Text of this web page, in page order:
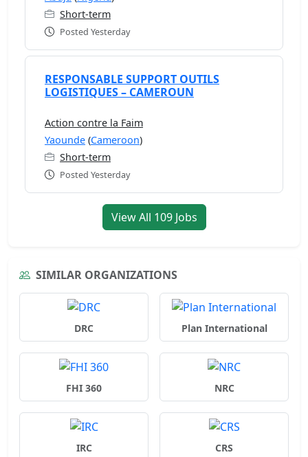
Short-term
Posted Yesterday
RESPONSABLE SUPPORT OUTILS
LOGISTIQUES – CAMEROUN
Action contre la Faim
Yaounde (Cameroon)
Short-term
Posted Yesterday
View All 109 Jobs
SIMILAR ORGANIZATIONS
DRC Plan International
FHI 360 NRC
IRC CRS